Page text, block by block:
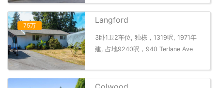
75万
Langford
3卧1卫2车位, 独栋，1319呎, 1971年
建, 占地9240呎，940 Terlane Ave